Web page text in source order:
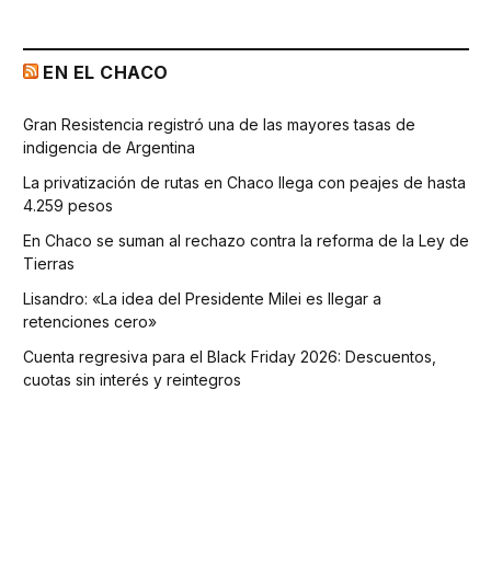
EN EL CHACO
Gran Resistencia registró una de las mayores tasas de
indigencia de Argentina
La privatización de rutas en Chaco llega con peajes de hasta
4.259 pesos
En Chaco se suman al rechazo contra la reforma de la Ley de
Tierras
Lisandro: «La idea del Presidente Milei es llegar a
retenciones cero»
Cuenta regresiva para el Black Friday 2026: Descuentos,
cuotas sin interés y reintegros